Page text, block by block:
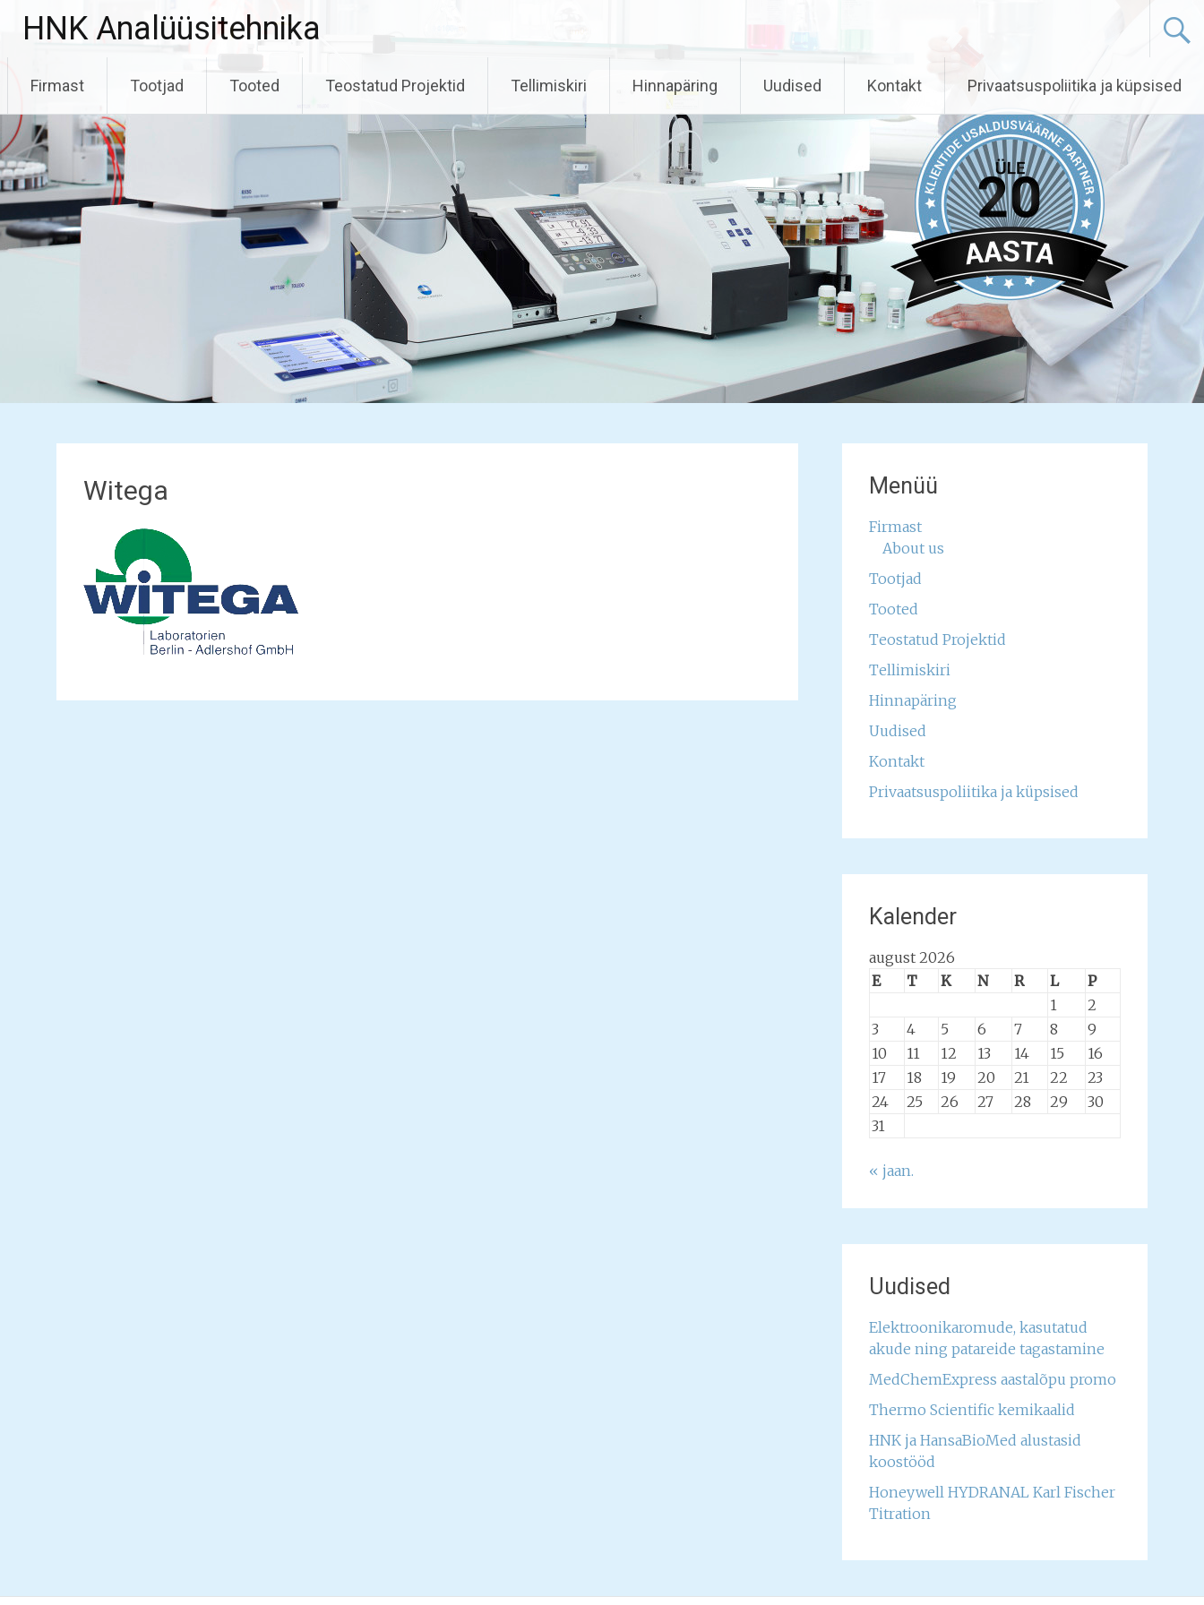
HNK Analüüsitehnika
to
content
Firmast Tootjad Tooted Teostatud Projektid Tellimiskiri Hinnapäring Uudised Kontakt Privaatsuspoliitika ja küpsised
Witega Menüü
Firmast
About us
Tootjad
Tooted
Teostatud Projektid
Tellimiskiri
Hinnapäring
Uudised
Kontakt
Privaatsuspoliitika ja küpsised
Kalender
august 2026
E
T K N R L
P
1
2
3
4 5 6 7 8
9
10
11 12 13 14 15
16
17
18 19 20 21 22
23
24
25 26 27 28 29
30
31
« jaan.
Uudised
Elektroonikaromude, kasutatud
akude ning patareide tagastamine
MedChemExpress aastalõpu promo
Thermo Scientific kemikaalid
HNK ja HansaBioMed alustasid
koostööd
Honeywell HYDRANAL Karl Fischer
Titration